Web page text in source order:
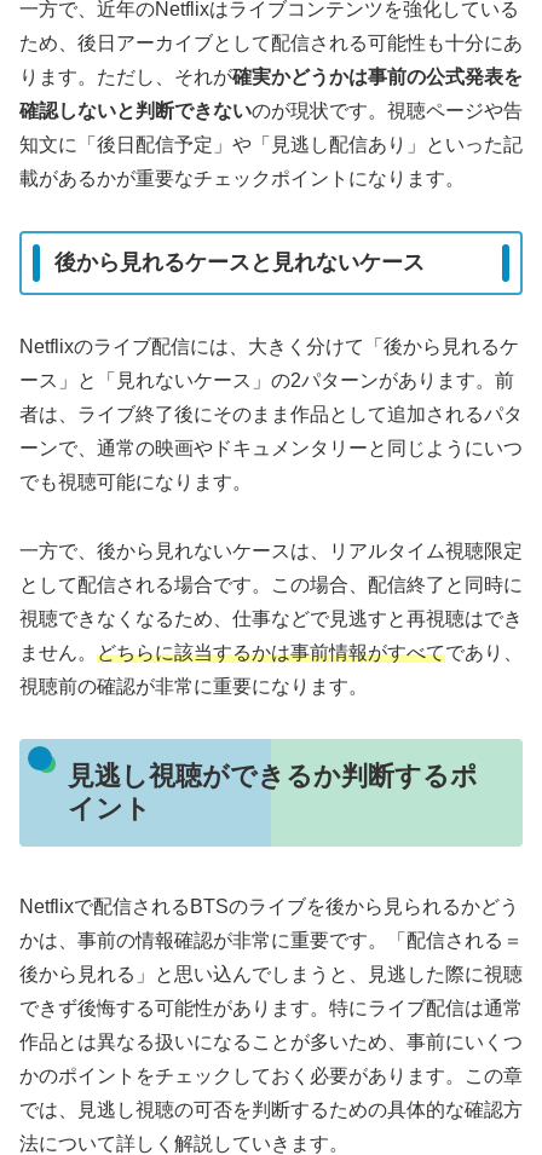
一方で、近年のNetflixはライブコンテンツを強化している
ため、後日アーカイブとして配信される可能性も十分にあ
ります。ただし、それが確実かどうかは事前の公式発表を
確認しないと判断できないのが現状です。視聴ページや告
知文に「後日配信予定」や「見逃し配信あり」といった記
載があるかが重要なチェックポイントになります。
後から見れるケースと見れないケース
Netflixのライブ配信には、大きく分けて「後から見れるケ
ース」と「見れないケース」の2パターンがあります。前
者は、ライブ終了後にそのまま作品として追加されるパタ
ーンで、通常の映画やドキュメンタリーと同じようにいつ
でも視聴可能になります。
一方で、後から見れないケースは、リアルタイム視聴限定
として配信される場合です。この場合、配信終了と同時に
視聴できなくなるため、仕事などで見逃すと再視聴はでき
ません。 どちらに該当するかは事前情報がすべてであり、
視聴前の確認が非常に重要になります。
見逃し視聴ができるか判断するポ
イント
Netflixで配信されるBTSのライブを後から見られるかどう
かは、事前の情報確認が非常に重要です。「配信される＝
後から見れる」と思い込んでしまうと、見逃した際に視聴
できず後悔する可能性があります。特にライブ配信は通常
作品とは異なる扱いになることが多いため、事前にいくつ
かのポイントをチェックしておく必要があります。この章
では、見逃し視聴の可否を判断するための具体的な確認方
法について詳しく解説していきます。